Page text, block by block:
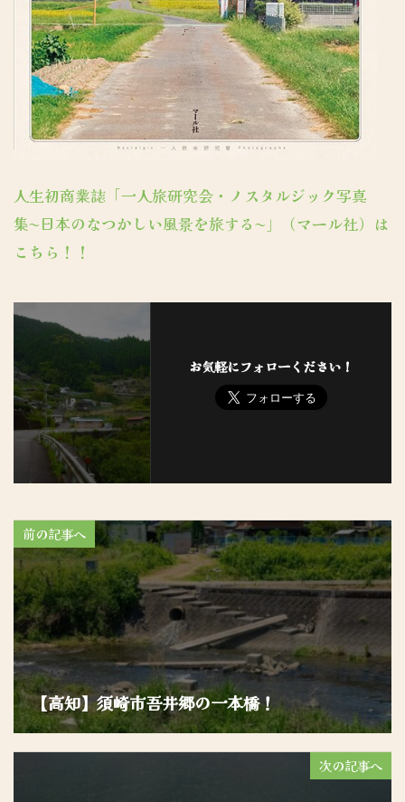
人生初商業誌「一人旅研究会・ノスタルジック写真
集〜日本のなつかしい風景を旅する〜」（マール社）は
こちら！！
お気軽にフォローください！
前の記事へ
【高知】須崎市吾井郷の一本橋！
次の記事へ